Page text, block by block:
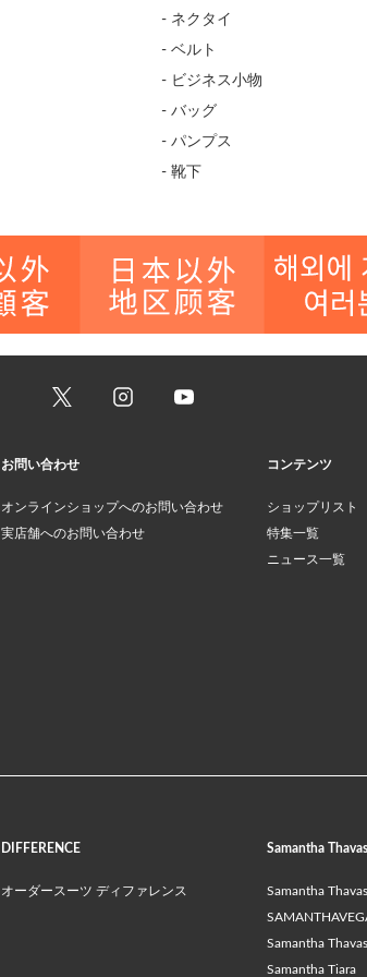
- ネクタイ
- ベルト
- ビジネス小物
- バッグ
- パンプス
- 靴下
お問い合わせ
オンラインショップへのお問い合わせ
実店舗へのお問い合わせ
コンテンツ
ショップリスト
特集一覧
ニュース一覧
DIFFERENCE
オーダースーツ ディファレンス
Samantha
Samantha
Samantha
Samantha Tiara